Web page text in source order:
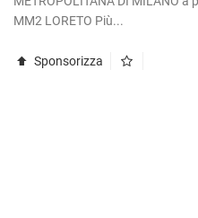
MM2 LORETO Più...
Sponsorizza